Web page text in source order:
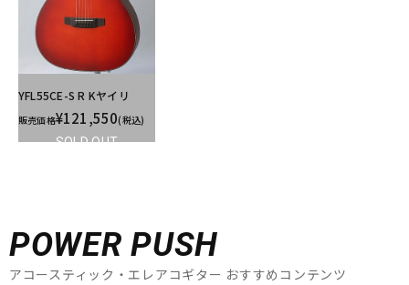
SOLD OUT
YFL55CE-S R Kヤイリ
販売価格¥121,550(税込)
POWER PUSH
アコースティック・エレアコギター おすすめコンテンツ